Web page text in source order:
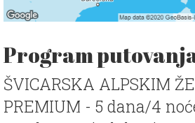
Program
ŠVICARSKA ALPSKIM
PREMIUM - 5 dana/4